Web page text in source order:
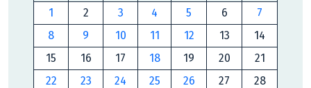
1
2 3 4 5 6
7
8
9 10 11 12 13
14
15
16 17 18 19 20
21
22
23 24 25 26 27
28